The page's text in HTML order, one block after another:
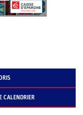
CALENDRIER